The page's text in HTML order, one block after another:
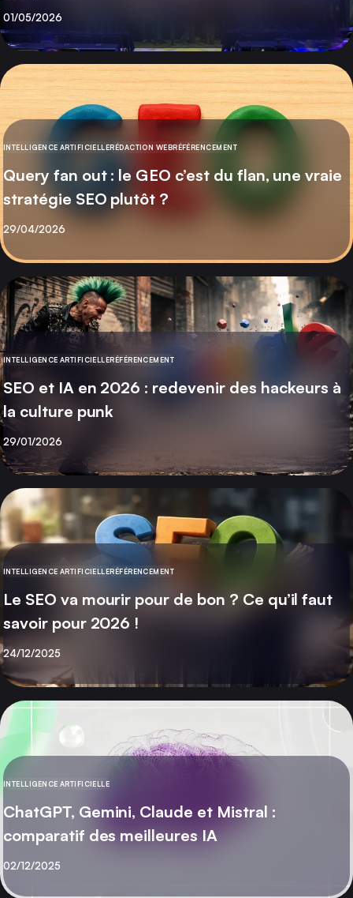
Publié
01/05/2026
CATÉGORIE
INTELLIGENCE ARTIFICIELLERÉDACTION WEBRÉFÉRENCEMENT
Query fan out : le GEO c’est du flan, une vraie
stratégie SEO plutôt ?
Publié
29/04/2026
CATÉGORIE
INTELLIGENCE ARTIFICIELLERÉFÉRENCEMENT
SEO et IA en 2026 : redevenir des hackeurs à
la culture punk
Publié
29/01/2026
CATÉGORIE
INTELLIGENCE ARTIFICIELLERÉFÉRENCEMENT
Le SEO va mourir pour de bon ? Ce qu’il faut
savoir pour 2026 !
Publié
24/12/2025
CATÉGORIE
INTELLIGENCE ARTIFICIELLE
ChatGPT, Gemini, Claude et Mistral :
comparatif des meilleures IA
Publié
02/12/2025